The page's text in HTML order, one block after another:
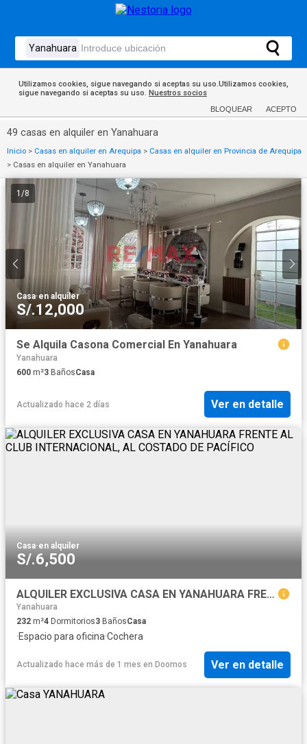
Utilizamos cookies, sigue navegando si aceptas su uso.Utilizamos cookies,
sigue navegando si aceptas su uso. Nuestros socios
BLOQUEAR ACEPTO
49 casas en alquiler en Yanahuara
Inicio > Casas en alquiler en Arequipa > Casas en alquiler en Provincia de Arequipa
> Casas en alquiler en Yanahuara
1 /8
Casa·en alquiler
S/.12,000
Se Alquila Casona Comercial En Yanahuara
Yanahuara
600 m²3 BañosCasa
Actualizado hace 2 días Ver en detalle
Casa·en alquiler
S/.6,500
ALQUILER EXCLUSIVA CASA EN YANAHUARA FRENTE AL CLUB INTERNACIONAL, AL COSTADO DE PACÍFICO
Yanahuara
232 m²4 Dormitorios3 BañosCasa
·Espacio para oficina·Cochera
Actualizado hace más de 1 mes en Doomos Ver en detalle